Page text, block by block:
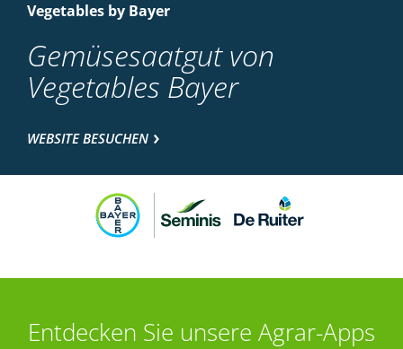
Vegetables by Bayer
Gemüsesaatgut von
Vegetables Bayer
WEBSITE BESUCHEN
Entdecken Sie unsere Agrar-Apps